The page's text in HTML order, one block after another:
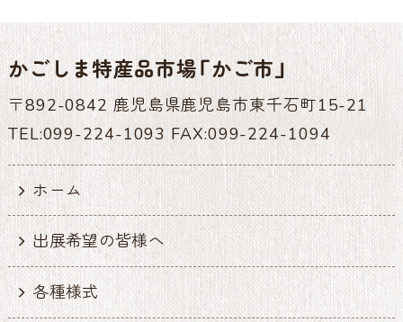
かごしま特産品市場「かご市」
〒892-0842 鹿児島県鹿児島市東千石町15-21
TEL:099-224-1093 FAX:099-224-1094
ホーム
出展希望の皆様へ
各種様式